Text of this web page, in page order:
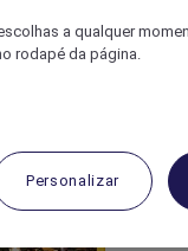
a qualquer
rodapé da página.
Personalizar